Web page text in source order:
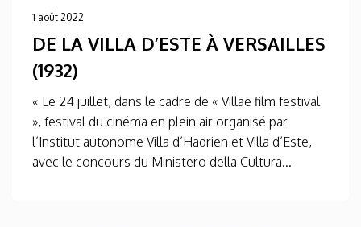
1 août 2022
DE LA VILLA D’ESTE À VERSAILLES
(1932)
« Le 24 juillet, dans le cadre de « Villae film festival
», festival du cinéma en plein air organisé par
l’Institut autonome Villa d’Hadrien et Villa d’Este,
avec le concours du Ministero della Cultura...